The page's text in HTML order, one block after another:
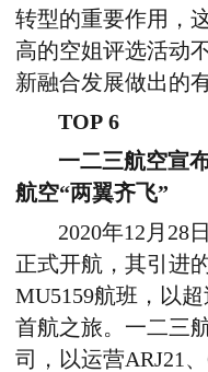
转型的重要作用，
高的空姐评选活动
新融合发展做出的
TOP 6
一二三航空宣
航空“两翼齐飞”
2020年12月28
正式开航，其引进
MU5159航班，以
首航之旅。一二三
司，以运营ARJ21